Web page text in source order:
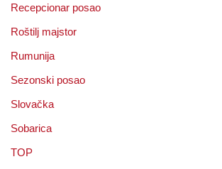
Recepcionar posao
Roštilj majstor
Rumunija
Sezonski posao
Slovačka
Sobarica
TOP